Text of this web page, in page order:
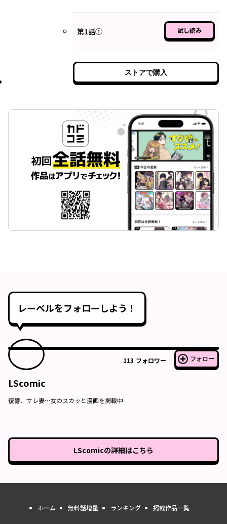
第1話① 試し読み
ストアで購入
レーベルをフォローしよう！
113 フォロワー フォロー
LScomic
復讐、サレ妻…女のスカッと漫画を掲載中
LScomicの詳細はこちら
ホーム 無料話増量 ランキング 掲載作品一覧